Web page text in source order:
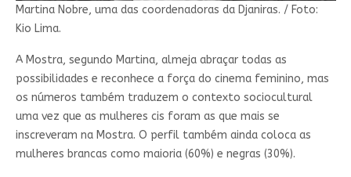
Martina Nobre, uma das coordenadoras da Djaniras. / Foto:
Kio Lima.
A Mostra, segundo Martina, almeja abraçar todas as
possibilidades e reconhece a força do cinema feminino, mas
os números também traduzem o contexto sociocultural
uma vez que as mulheres cis foram as que mais se
inscreveram na Mostra. O perfil também ainda coloca as
mulheres brancas como maioria (60%) e negras (30%).